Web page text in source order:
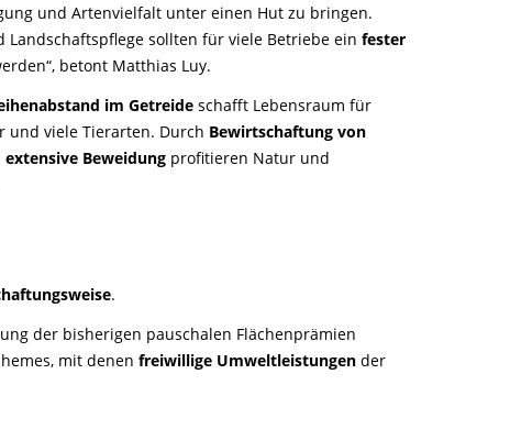
und Artenvielfalt unter einen Hut zu bringen.
Landschaftspflege sollten für viele Betriebe ein fester
betont Matthias Luy.
im Getreideschafft Lebensraum für
und viele Tierarten. Durch Bewirtschaftung von
extensive Beweidungprofitieren Natur und
.
der bisherigen pauschalen Flächenprämien
mit denen freiwillige Umweltleistungen der